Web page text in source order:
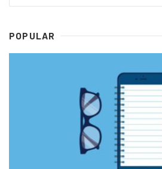
POPULAR